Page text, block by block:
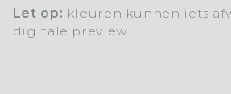
Let op: kleuren kunnen iets
digitale preview